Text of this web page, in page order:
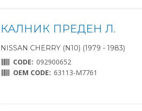
КАЛНИК ПРЕДЕН Л.
NISSAN CHERRY (N10) (1979 - 1983)
CODE: 092900652
OEM CODE: 63113-M7761